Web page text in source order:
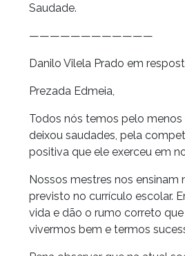
Saudade.
————————————
Danilo Vilela Prado em
Prezada Edmeia,
Todos nós temos pelo
deixou saudades, pela
positiva que ele exerceu em
Nossos mestres nos ensinam
previsto no currículo escolar.
vida e dão o rumo correto
vivermos bem e termos